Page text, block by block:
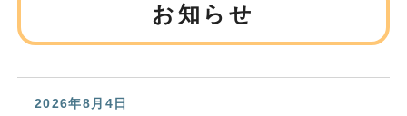
お知らせ
2026年8月4日